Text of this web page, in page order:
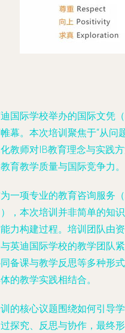
国际学校举办的国际文凭
幕。本次培训聚焦于“从问
教师对IB教育理念与实践
育教学质量与国际竞争力。
一项专业的教育咨询服务
，本次培训并非简单的知
力构建过程。培训团队由
英迪国际学校的教学团队
备课与教学反思等多种形
的教学实践相结合。
的核心议题围绕如何引导
探究、反思与协作，最终